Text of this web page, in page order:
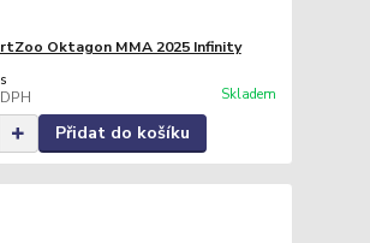
Oktagon MMA 2025 Infinity
Skladem
Přidat do košíku